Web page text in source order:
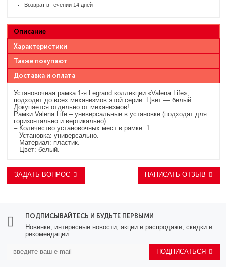
Возврат в течении 14 дней
Описание
Характеристики
Также покупают
Доставка и оплата
Установочная рамка 1-я Legrand коллекции «Valena Life»,
подходит до всех механизмов этой серии. Цвет — белый.
Докупается отдельно от механизмов!
Рамки Valena Life – универсальные в установке (подходят для
горизонтально и вертикально).
– Количество установочных мест в рамке: 1.
– Установка: универсально.
– Материал: пластик.
– Цвет: белый.
ЗАДАТЬ ВОПРОС НАПИСАТЬ ОТЗЫВ
ПОДПИСЫВАЙТЕСЬ И БУДЬТЕ ПЕРВЫМИ
Новинки, интересные новости, акции и распродажи, скидки и
рекомендации
ПОДПИСАТЬСЯ